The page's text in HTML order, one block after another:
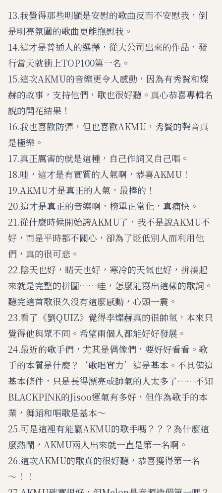
13.我覺得那些明顯是安慰的歌曲反而不安慰我，倒
是明亮氛圍的歌曲更能撫慰我。
14.這才是普通人的選擇，從大公司出來的作品，發
行當天就衝上TOP100第一名。
15.這次AKMU的音樂更令人感動，因為有秀賢和燦
赫的故事，支持他們，歌也很好聽。真心恭喜專輯名
說的開花結果！
16.我也喜歡防彈，但也喜歡AKMU，秀賢的聲音真
是極樂。
17.真正厲害的就是這種，自己作詞又自己唱。
18.哇，這才是有實質的人氣啊，恭喜AKMU！
19.AKMU才是真正的人氣，最棒的！
20.這才是真正的音樂啊，榜單正常化，真痛快。
21.從什麼時候開始誇AKMU了，我不是說AKMU不
好，而是平時都不關心，卻為了貶低別人而利用他
們，真的很可悲。
22.陰天也好，晴天也好，寒冷的天氣也好，拼湊起
來就是完整的拼圖……哇，怎麼能寫出這樣的歌詞。
聽完這首歌很久沒有這麼感動，心頭一震。
23.看了《劉QUIZ》覺得李燦赫真的很帥氣，本來只
覺得他與眾不同。希望兩個人都能好好發展。
24.最近的歌手們，尤其是偶像們，要好好看看。歌
手的本質是什麼？‘歌唱實力’這是基本。不具備這
基本條件，只是長得漂亮或帥氣的人太多了……不知
BLACKPINK的Jisoo運氣有多好，但作為歌手的本
業，舞蹈和唱歌是基本～
25.可是這裡有能贏AKMU的歌手嗎？？？為什麼這
麼熱鬧，AKMU兩人出來就一直是第一名啊。
26.這次AKMU的歌真的很好聽，恭喜獲得第一名
～！！